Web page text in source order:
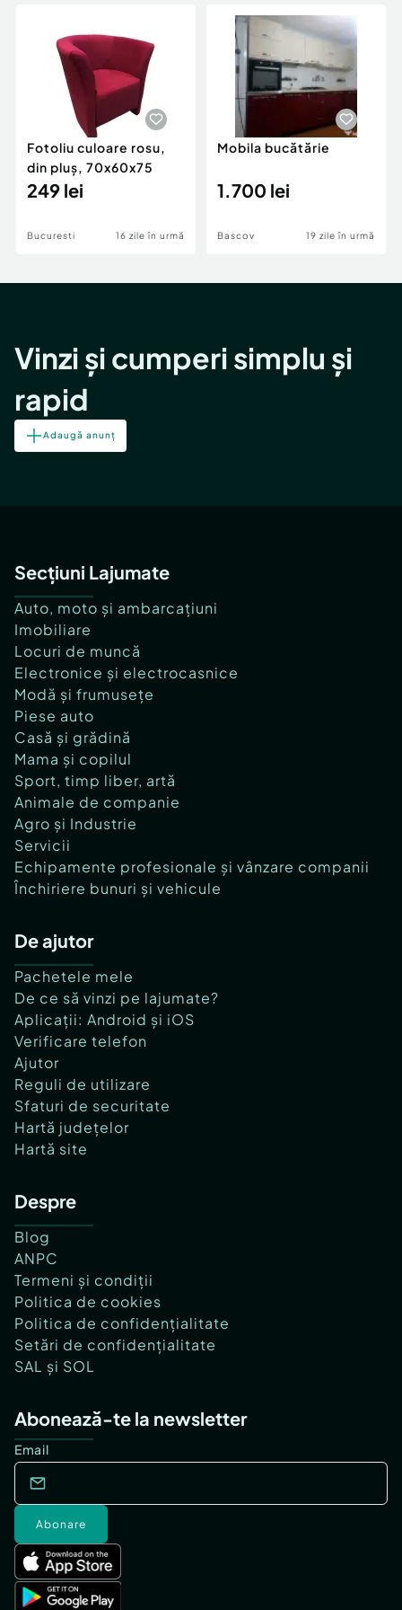
Animale de companie
Afaceri și echipamente profesionale
Inchiriere Bunuri si Vehicule
Piese auto si accesorii
Dacia Duster
Fotoliu culoare rosu,
din pluș, 70x60x75
249 lei
Bucuresti 16 zile în urmă
Mobila bucătărie
1.700 lei
Bascov 19 zile în urmă
Vinzi și cumperi simplu și
rapid
Adaugă anunț
Secțiuni Lajumate
Auto, moto și ambarcațiuni
Imobiliare
Locuri de muncă
Electronice și electrocasnice
Modă și frumusețe
Piese auto
Casă și grădină
Mama și copilul
Sport, timp liber, artă
Animale de companie
Agro și Industrie
Servicii
Echipamente profesionale și vânzare companii
Închiriere bunuri și vehicule
De ajutor
Pachetele mele
De ce să vinzi pe lajumate?
Aplicații: Android și iOS
Verificare telefon
Ajutor
Reguli de utilizare
Sfaturi de securitate
Hartă județelor
Hartă site
Despre
Blog
ANPC
Termeni și condiții
Politica de cookies
Politica de confidențialitate
Setări de confidențialitate
SAL și SOL
Abonează-te la newsletter
Email
Abonare